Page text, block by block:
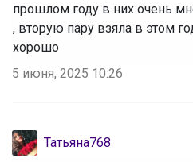
прошлом году в них очень
, вторую пару взяла в этом
хорошо
5 июня, 2025 10:26
Татьяна768